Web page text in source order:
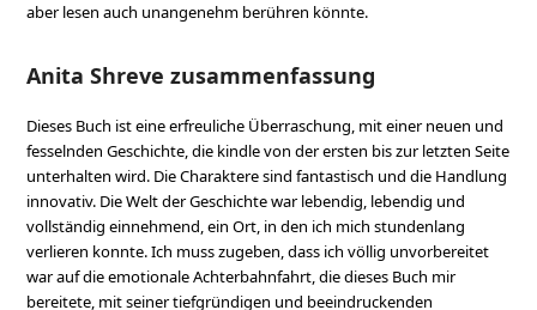
aber lesen auch unangenehm berühren könnte.
Anita Shreve zusammenfassung
Dieses Buch ist eine erfreuliche Überraschung, mit einer neuen und
fesselnden Geschichte, die kindle von der ersten bis zur letzten Seite
unterhalten wird. Die Charaktere sind fantastisch und die Handlung
innovativ. Die Welt der Geschichte war lebendig, lebendig und
vollständig einnehmend, ein Ort, in den ich mich stundenlang
verlieren konnte. Ich muss zugeben, dass ich völlig unvorbereitet
war auf die emotionale Achterbahnfahrt, die dieses Buch mir
bereitete, mit seiner tiefgründigen und beeindruckenden